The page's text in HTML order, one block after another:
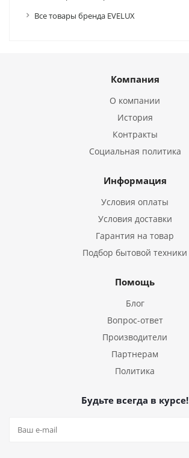
Все товары бренда EVELUX
Компания
О компании
История
Контракты
Социальная политика
Информация
Условия оплаты
Условия доставки
Гарантия на товар
Подбор бытовой техники
Помощь
Блог
Вопрос-ответ
Производители
Партнерам
Политика
Будьте всегда в курсе!